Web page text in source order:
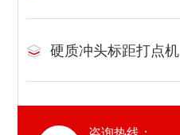
硬质冲头标距打点机